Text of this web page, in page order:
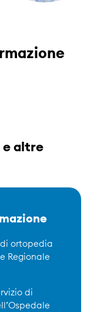
e altre
ortopedia
Regionale
di